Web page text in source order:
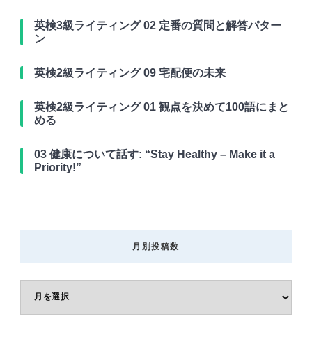
英検3級ライティング 02 定番の質問と解答パター
ン
英検2級ライティング 09 宅配便の未来
英検2級ライティング 01 観点を決めて100語にまと
める
03 健康について話す: “Stay Healthy – Make it a
Priority!”
月別投稿数